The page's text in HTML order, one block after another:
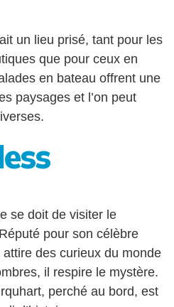
un lieu prisé, tant pour les
que pour ceux en
en bateau offrent une
paysages et l’on peut
se doit de visiter le
pour son célèbre
des curieux du monde
il respire le mystère.
perché au bord, est